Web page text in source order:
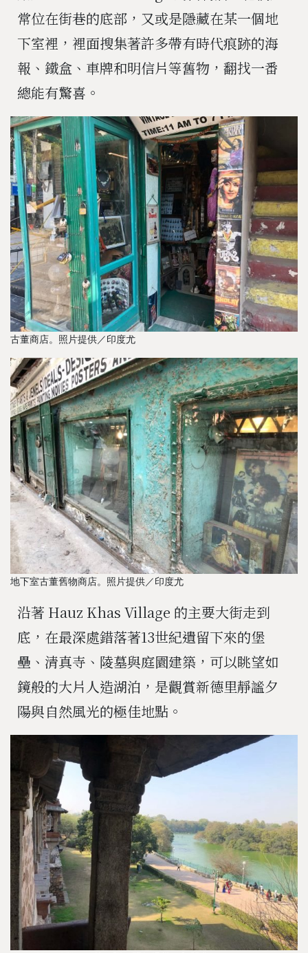
常位在街巷的底部，又或是隱藏在某一個地
下室裡，裡面搜集著許多帶有時代痕跡的海
報、鐵盒、車牌和明信片等舊物，翻找一番
總能有驚喜。
古董商店。照片提供／印度尤
地下室古董舊物商店。照片提供／印度尤
沿著 Hauz Khas Village 的主要大街走到
底，在最深處錯落著13世紀遺留下來的堡
壘、清真寺、陵墓與庭園建築，可以眺望如
鏡般的大片人造湖泊，是觀賞新德里靜謐夕
陽與自然風光的極佳地點。